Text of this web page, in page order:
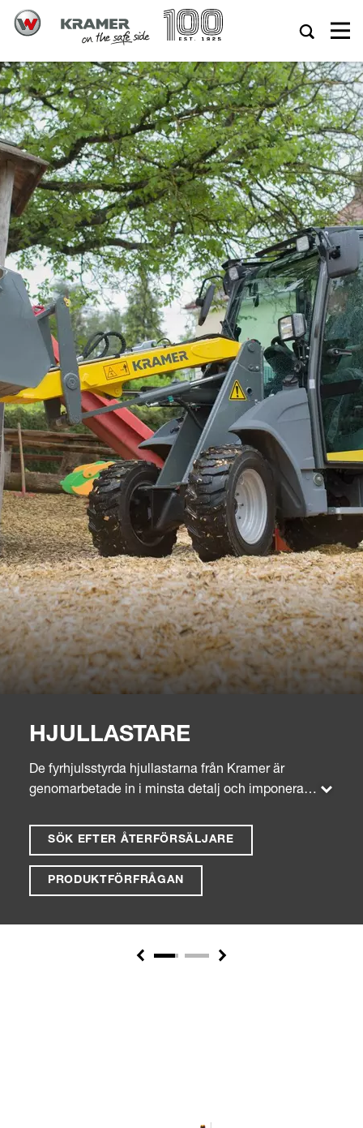
HJULLASTARE
De fyrhjulsstyrda hjullastarna från Kramer är
genomarbetade in i minsta detalj och imponerar
säkerställer oslagbar manövrerbarhet. Tack vare
hjullastare alltid mycket stabila. Dessutom är
SÖK EFTER ÅTERFÖRSÄLJARE
PRODUKTFÖRFRÅGAN
Previous Next